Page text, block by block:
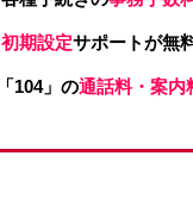
初期設定サポートが無
「104」の通話料・案内